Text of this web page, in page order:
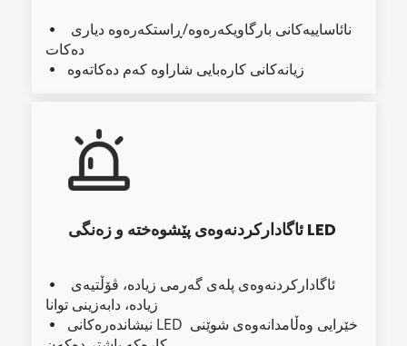

دەکات
 زیانەکانی کارەبایی شاراوە کەم دەکاتەوە
ئاگادارکردنەوەی پێشوەختە و زەنگی LED

زیادە، دابەزینی توانا
 نیشاندەرەکانی LED خێرایی وەڵامدانەوەی شوێنی